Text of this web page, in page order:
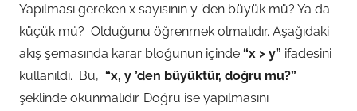
Yapılması gereken x sayısının y ’den büyük mü? Ya da
küçük mü? Olduğunu öğrenmek olmalıdır. Aşağıdaki
akış şemasında karar bloğunun içinde “x > y” ifadesini
kullanıldı. Bu, “x, y ’den büyüktür, doğru mu?”
şeklinde okunmalıdır. Doğru ise yapılmasını